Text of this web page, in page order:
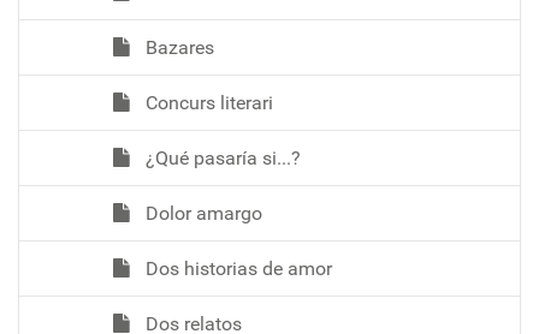
Bazares
Concurs literari
¿Qué pasaría si...?
Dolor amargo
Dos historias de amor
Dos relatos